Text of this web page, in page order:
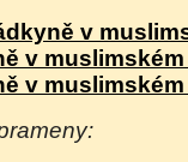
v
v muslimském
v muslimském